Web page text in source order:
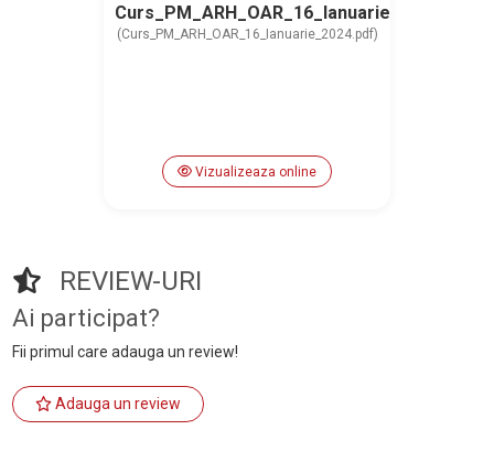
Curs_PM_ARH_OAR_16_Ianuarie_2024
(Curs_PM_ARH_OAR_16_Ianuarie_2024.pdf)
Vizualizeaza online
REVIEW-URI
Ai participat?
Fii primul care adauga un review!
Adauga un review